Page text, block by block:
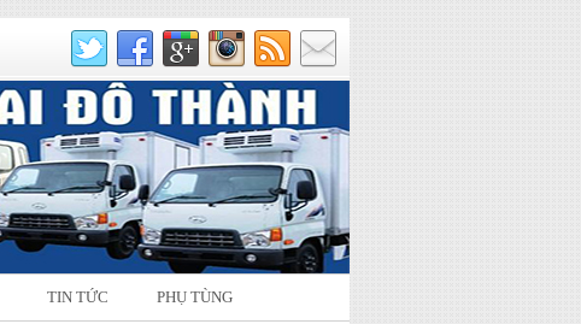
TIN TỨC PHỤ TÙNG